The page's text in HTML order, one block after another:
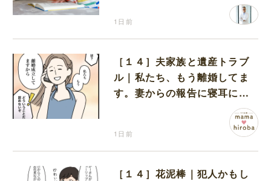
1日前
［１４］夫家族と遺産トラブ
ル｜私たち、もう離婚してま
す。妻からの報告に寝耳に水
1日前
［１４］花泥棒｜犯人かもし